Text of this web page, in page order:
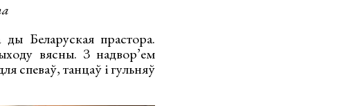
ды Беларуская прастора.
вясны. З надвор’ем
спеваў, танцаў і гульняў